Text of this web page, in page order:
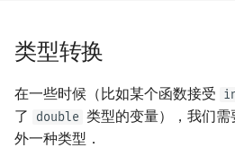
类型转换
在一些时候（比如某个函数接受
了
double 类型的变量），我们
外一种类型．